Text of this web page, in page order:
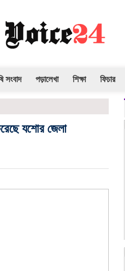
সংবাদ পড়ালেখা শিক্ষা ফিচার
যশোর জেলা